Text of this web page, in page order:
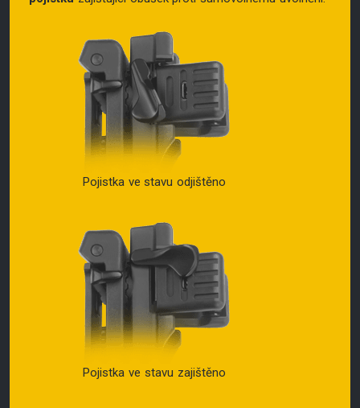
Pojistka ve stavu odjištěno
Pojistka ve stavu zajištěno